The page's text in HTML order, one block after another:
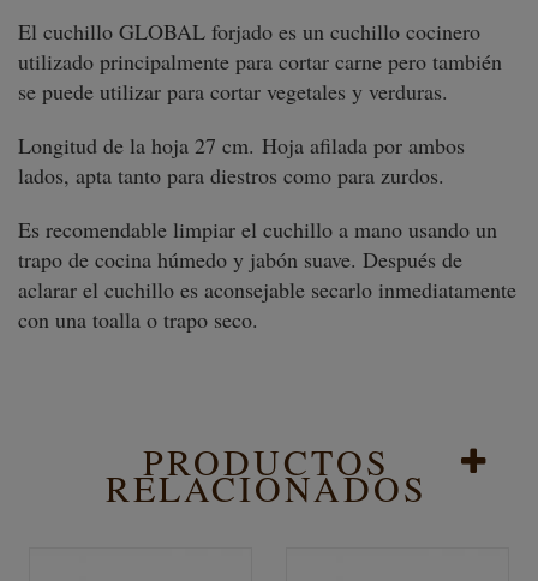
El cuchillo GLOBAL forjado es un cuchillo cocinero
utilizado principalmente para cortar carne pero también
se puede utilizar para cortar vegetales y verduras.
Longitud de la hoja 27 cm. Hoja afilada por ambos
lados, apta tanto para diestros como para zurdos.
Es recomendable limpiar el cuchillo a mano usando un
trapo de cocina húmedo y jabón suave. Después de
aclarar el cuchillo es aconsejable secarlo inmediatamente
con una toalla o trapo seco.
PRODUCTOS
RELACIONADOS